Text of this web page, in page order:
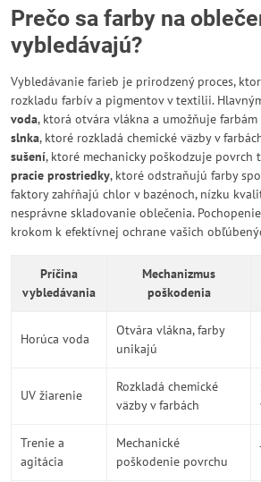
Prečo sa farby na
vybledávajú?
Vybledávanie farieb je prirodzený proces,
rozkladu farbív a pigmentov v textilii.
voda, ktorá otvára vlákna a umožňuje
slnka, ktoré rozkladá chemické väzby v
sušení, ktoré mechanicky poškodzuje povrch
pracie prostriedky, ktoré odstraňujú farby
faktory zahŕňajú chlor v bazénoch, nízku
nesprávne skladovanie oblečenia.
krokom k efektívnej ochrane vašich
Príčina
vybledávania
Mechanizmus
poškodenia
Horúca voda
Otvára vlákna, farby
unikajú
UV žiarenie
Rozkladá chemické
väzby v farbách
Trenie a
agitácia
Mechanické
poškodenie povrchu